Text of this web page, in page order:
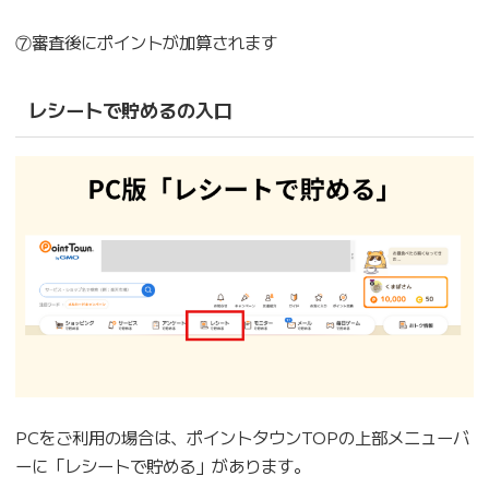
⑦審査後にポイントが加算されます
レシートで貯めるの入口
PCをご利用の場合は、ポイントタウンTOPの上部メニューバ
ーに「レシートで貯める」があります。